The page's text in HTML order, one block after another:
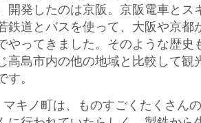
開発したのは京阪。京阪電車とス
鉄道とバスを使って、大阪や京都
やってきました。そのような歴史
高島市内の他の地域と比較して観
す。
キノ町は、ものすごくたくさん